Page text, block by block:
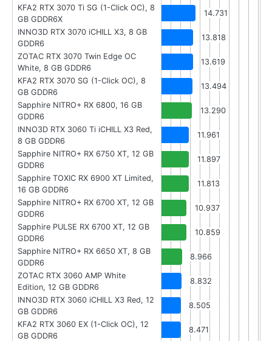
KFA2 RTX 3070 Ti SG (1-Click OC), 8
GB GDDR6X
14.731
INNO3D RTX 3070 iCHILL X3, 8 GB
GDDR6
13.818
ZOTAC RTX 3070 Twin Edge OC
White, 8 GB GDDR6
13.619
KFA2 RTX 3070 SG (1-Click OC), 8
GB GDDR6
13.494
Sapphire NITRO+ RX 6800, 16 GB
GDDR6
13.290
INNO3D RTX 3060 Ti iCHILL X3 Red,
8 GB GDDR6
11.961
Sapphire NITRO+ RX 6750 XT, 12 GB
GDDR6
11.897
Sapphire TOXIC RX 6900 XT Limited,
16 GB GDDR6
11.813
Sapphire NITRO+ RX 6700 XT, 12 GB
GDDR6
10.937
Sapphire PULSE RX 6700 XT, 12 GB
GDDR6
10.859
Sapphire NITRO+ RX 6650 XT, 8 GB
GDDR6
8.966
ZOTAC RTX 3060 AMP White
Edition, 12 GB GDDR6
8.832
INNO3D RTX 3060 iCHILL X3 Red, 12
GB GDDR6
8.505
KFA2 RTX 3060 EX (1-Click OC), 12
GB GDDR6
8.471